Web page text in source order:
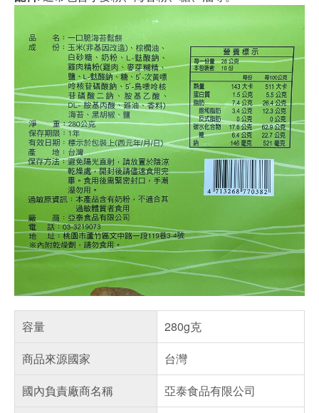
容量
280g克
商品來源國家
台灣
國內負責廠商名稱
亞泰食品有限公司